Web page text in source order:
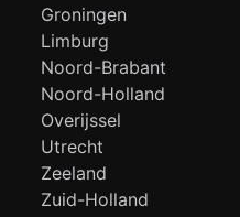
Groningen
Limburg
Noord-Brabant
Noord-Holland
Overijssel
Utrecht
Zeeland
Zuid-Holland